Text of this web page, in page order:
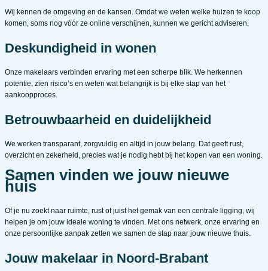
Wij kennen de omgeving en de kansen. Omdat we weten welke huizen te koop
komen, soms nog vóór ze online verschijnen, kunnen we gericht adviseren.
Deskundigheid in wonen
Onze makelaars verbinden ervaring met een scherpe blik. We herkennen
potentie, zien risico’s en weten wat belangrijk is bij elke stap van het
aankoopproces.
Betrouwbaarheid en duidelijkheid
We werken transparant, zorgvuldig en altijd in jouw belang. Dat geeft rust,
overzicht en zekerheid, precies wat je nodig hebt bij het kopen van een woning.
Samen vinden we jouw nieuwe
huis
Of je nu zoekt naar ruimte, rust of juist het gemak van een centrale ligging, wij
helpen je om jouw ideale woning te vinden. Met ons netwerk, onze ervaring en
onze persoonlijke aanpak zetten we samen de stap naar jouw nieuwe thuis.
Jouw makelaar in Noord-Brabant